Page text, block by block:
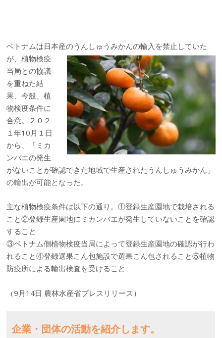
ベトナムは日本産のうんしゅうみかんの輸入を禁止していた
が、植物検疫
当局との協議
を重ねた結
果、今般、植
物検疫条件に
合意。２０２
１年10月１日
から、「ミカ
ンバエの発生
がないことが確認できた地域で生産されたうんしゅうみかん」
の輸出が可能となった。
主な植物検疫条件は以下の通り。①登録生産園地で栽培される
こと②登録生産園地にミカンバエが発生していないことを確認
すること
③ベトナム側植物検疫当局によって登録生産園地の確認が行わ
れること④登録選果こん包施設で選果こん包されること⑤植物
防疫所による輸出検査を受けること
（9月14日 農林水産省プレスリリース）
企業・団体の活動を紹介します。